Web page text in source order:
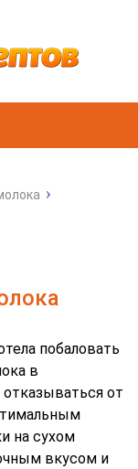
побаловать
в
отказываться от
на сухом
вкусом и